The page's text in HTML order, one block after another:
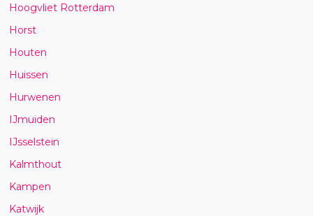
Hoogvliet Rotterdam
Horst
Houten
Huissen
Hurwenen
IJmuiden
IJsselstein
Kalmthout
Kampen
Katwijk